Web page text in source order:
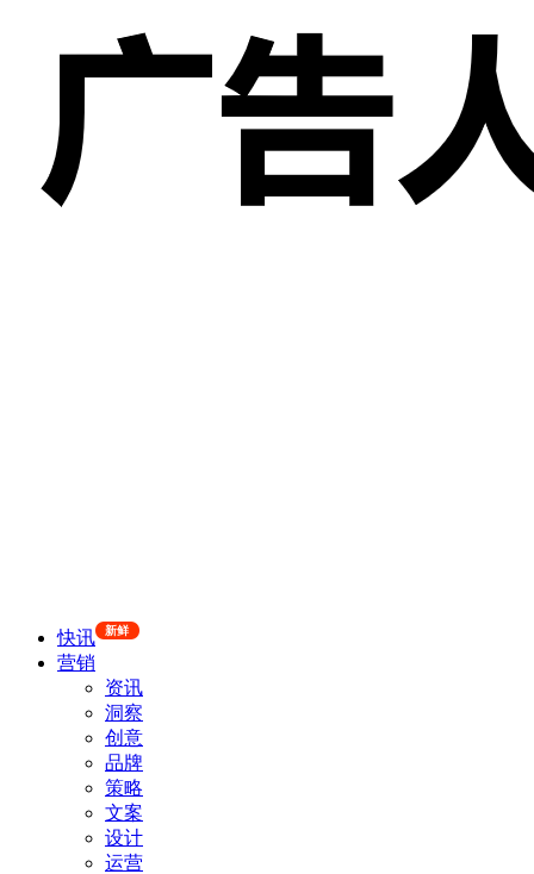
快讯 新鲜
营销
资讯
洞察
创意
品牌
策略
文案
设计
运营